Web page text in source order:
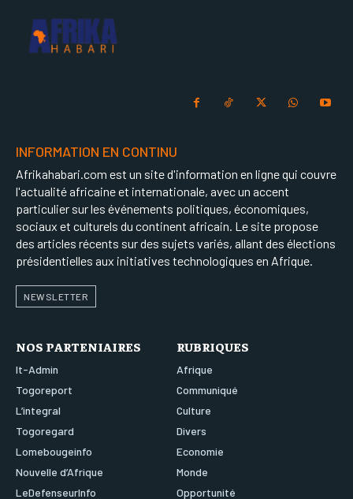
INFORMATION EN CONTINU
Afrikahabari.com est un site d'information en ligne qui couvre
l'actualité africaine et internationale, avec un accent
particulier sur les événements politiques, économiques,
sociaux et culturels du continent africain. Le site propose
des articles récents sur des sujets variés, allant des élections
présidentielles aux initiatives technologiques en Afrique.
NEWSLETTER
NOS PARTENIAIRES
It-Admin
Togoreport
L’integral
Togoregard
Lomebougeinfo
Nouvelle d’Afrique
LeDefenseurInfo
RUBRIQUES
Afrique
Communiqué
Culture
Divers
Economie
Monde
Opportunité